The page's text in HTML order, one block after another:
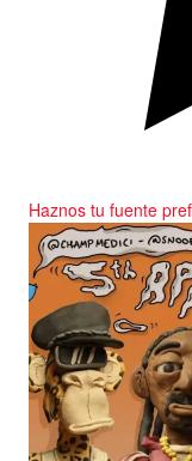
Haznos tu fuente